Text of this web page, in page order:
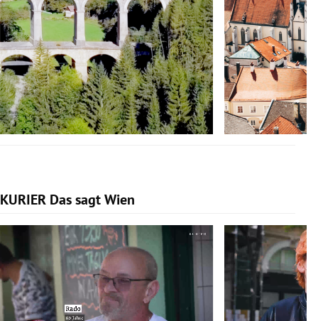
KURIER Das sagt Wien
Slide 1 von 14